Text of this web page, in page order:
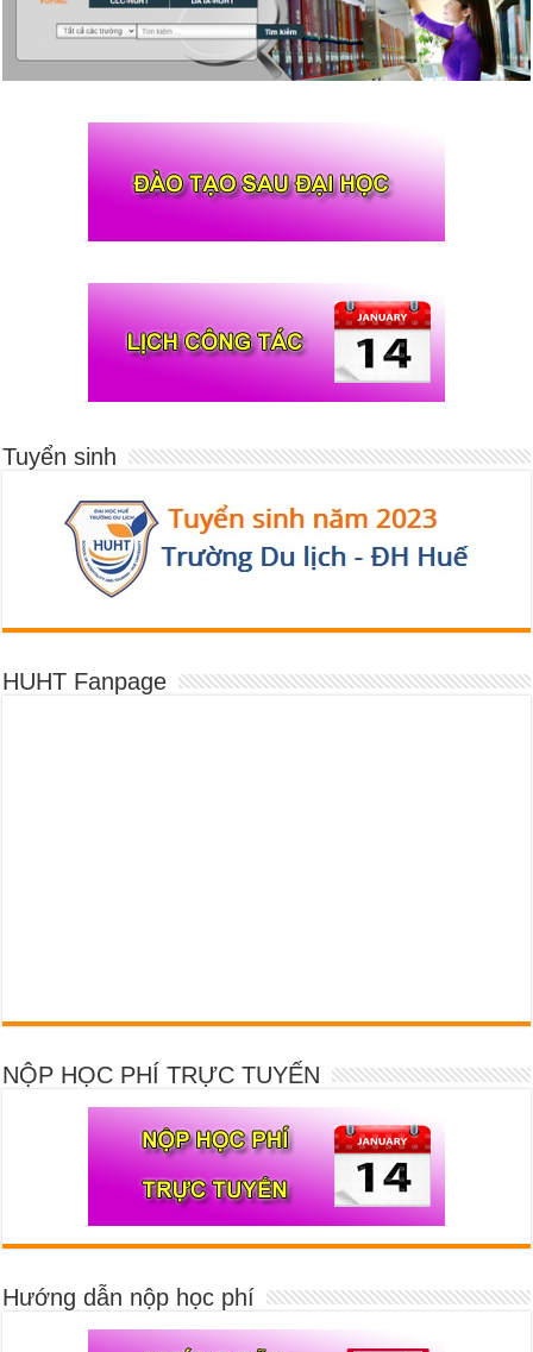
Tuyển sinh
HUHT Fanpage
NỘP HỌC PHÍ TRỰC TUYẾN
Hướng dẫn nộp học phí